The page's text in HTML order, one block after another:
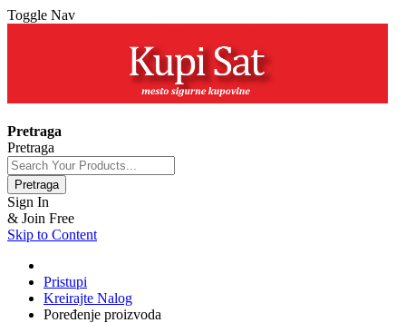
Toggle Nav
Pretraga
Pretraga
Pretraga
Sign In
& Join Free
Skip to Content
Pristupi
Kreirajte Nalog
Poređenje proizvoda